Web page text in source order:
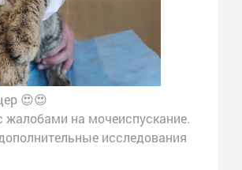
😍😍
жалобами на мочеиспускание.
исследования